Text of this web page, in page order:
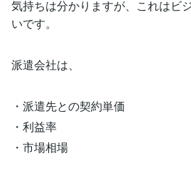
気持ちは分かりますが、これはビ
いです。
派遣会社は、
・派遣先との契約単価
・利益率
・市場相場